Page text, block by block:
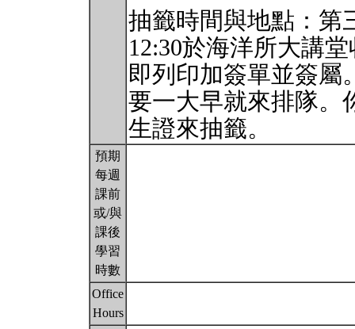
抽籤時間與地點：第
12:30於海洋所大講
即列印加簽單並簽屬
要一大早就來排隊。
生證來抽籤。
預期
每週
課前
或/與
課後
學習
時數
Office
Hours